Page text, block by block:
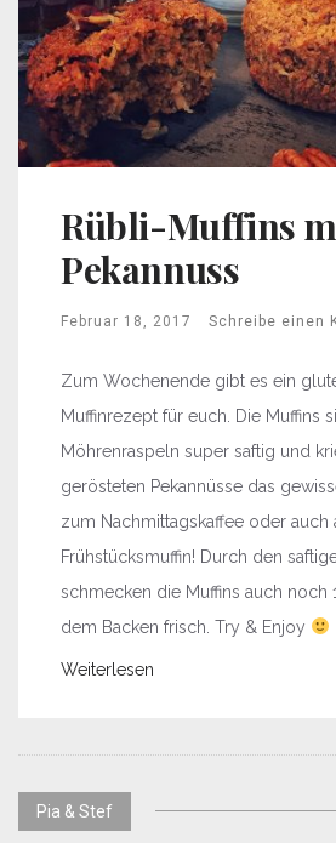
Rübli-Muffins
Pekannuss
Februar 18, 2017 Schreibe einen
Zum Wochenende gibt es ein
Muffinrezept für euch. Die Muffins
Möhrenraspeln super saftig und
gerösteten Pekannüsse das
zum Nachmittagskaffee oder auch
Frühstücksmuffin! Durch den
schmecken die Muffins auch noch
dem Backen frisch. Try & Enjoy
Weiterlesen
Pia & Stef